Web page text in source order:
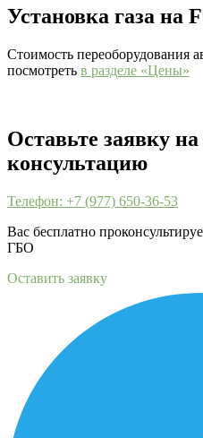
Установка газа на
Стоимость переоборудования
посмотреть в разделе «Цены»
Оставьте заявку
консультацию
Телефон: +7 (977) 650-36-53
Вас бесплатно
ГБО
Оставить заявку